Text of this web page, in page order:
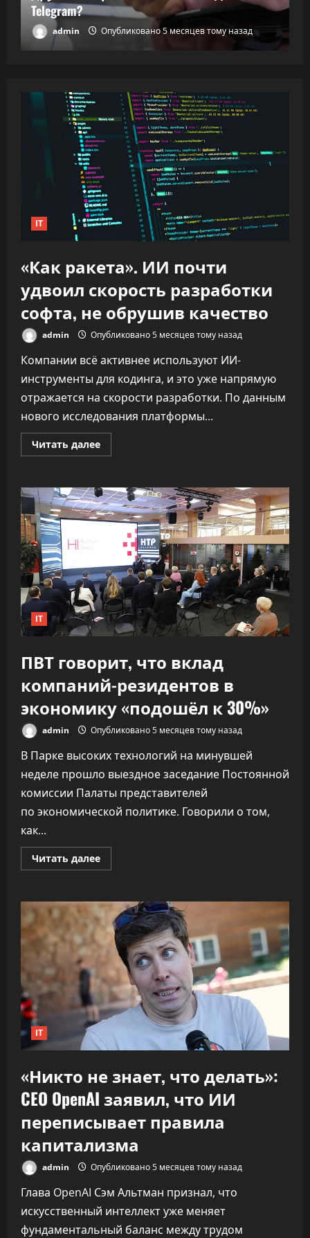
Telegram?
admin Опубликовано 5 месяцев тому назад
IT
«Как ракета». ИИ почти
удвоил скорость разработки
софта, не обрушив качество
admin Опубликовано 5 месяцев тому назад
Компании всё активнее используют ИИ-
инструменты для кодинга, и это уже напрямую
отражается на скорости разработки. По данным
нового исследования платформы...
Читать далееПрочитать
больше
ИИ
почти
удвоил
скорость
разработки
софта,
обрушив
качество
IT
ПВТ говорит, что вклад
компаний-резидентов в
экономику «подошёл к 30%»
admin Опубликовано 5 месяцев тому назад
В Парке высоких технологий на минувшей
неделе прошло выездное заседание Постоянной
комиссии Палаты представителей
по экономической политике. Говорили о том,
как...
Читать далееПрочитать
больше
что
вклад
компаний-
резидентов
в
экономику
«подошёл
30%»
IT
«Никто не знает, что делать»:
CEO OpenAI заявил, что ИИ
переписывает правила
капитализма
admin Опубликовано 5 месяцев тому назад
Глава OpenAI Сэм Альтман признал, что
искусственный интеллект уже меняет
фундаментальный баланс между трудом